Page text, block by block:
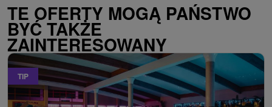
TE OFERTY MOGĄ PAŃSTWO
BYĆ TAKŻE
ZAINTERESOWANY
TIP